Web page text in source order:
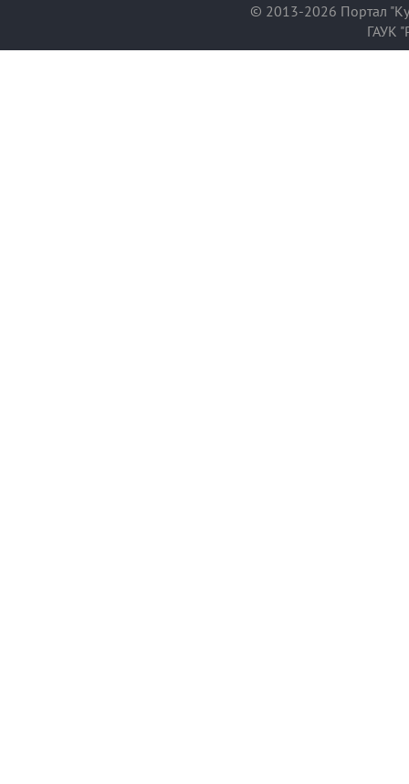
© 2013-2026 Портал
ГАУК